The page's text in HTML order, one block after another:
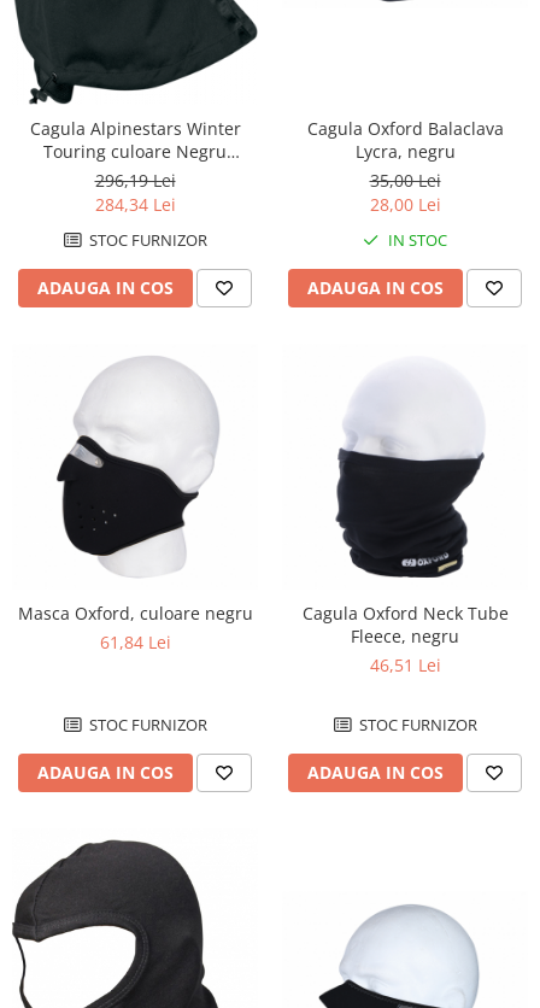
Suruburi si capace motor
ULEIURI & INTRETINERE
Intretinere
Ulei 2T
Ulei furca
Ulei transmisie
FILTRE
Filtre benzina
Filtre ulei
PIESE BARCA & KART
Piese barca
Piese GoKart
ANVELOPE & CAMERA
Anvelope ATV/UTV
Camere moto
ATELIER & SERVICE
Standere
Unelte & Scule Speciale
Vulcanizare/ Accesorii
ELECTRICA & LUMINI
Aprindere
Cagula Alpinestars Winter
Touring culoare Negru
marime OS
296,19 Lei
284,34 Lei
STOC FURNIZOR
ADAUGA IN COS
Cagula Oxford Balaclava
Lycra, negru
35,00 Lei
28,00 Lei
IN STOC
ADAUGA IN COS
Masca Oxford, culoare negru
61,84 Lei
STOC FURNIZOR
ADAUGA IN COS
Cagula Oxford Neck Tube
Fleece, negru
46,51 Lei
STOC FURNIZOR
ADAUGA IN COS